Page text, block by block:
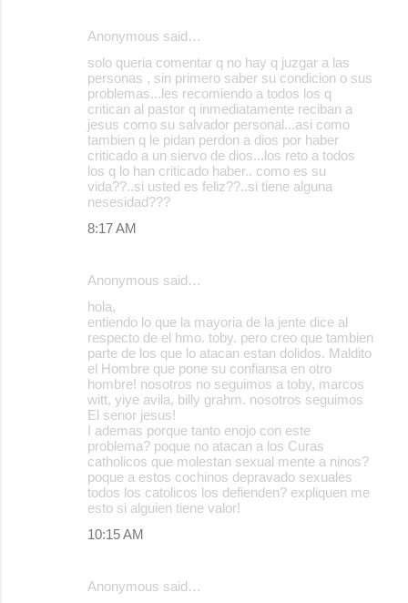
Anonymous said…
solo queria comentar q no hay q juzgar a las
personas , sin primero saber su condicion o sus
problemas...les recomiendo a todos los q
critican al pastor q inmediatamente reciban a
jesus como su salvador personal...asi como
tambien q le pidan perdon a dios por haber
criticado a un siervo de dios...los reto a todos
los q lo han criticado haber.. como es su
vida??..si usted es feliz??..si tiene alguna
nesesidad???
8:17 AM
Anonymous said…
hola,
entiendo lo que la mayoria de la jente dice al
respecto de el hmo. toby. pero creo que tambien
parte de los que lo atacan estan dolidos. Maldito
el Hombre que pone su confiansa en otro
hombre! nosotros no seguimos a toby, marcos
witt, yiye avila, billy grahm. nosotros seguimos
El senor jesus!
I ademas porque tanto enojo con este
problema? poque no atacan a los Curas
catholicos que molestan sexual mente a ninos?
poque a estos cochinos depravado sexuales
todos los catolicos los defienden? expliquen me
esto si alguien tiene valor!
10:15 AM
Anonymous said…